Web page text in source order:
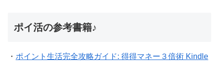
ポイ活の参考書籍♪
・ ポイント生活完全攻略ガイド: 得得マネー３倍術 Kindle